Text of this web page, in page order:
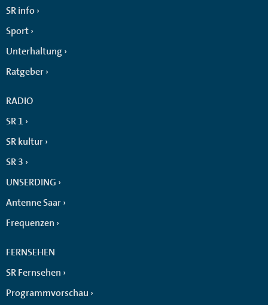
SR info
Sport
Unterhaltung
Ratgeber
RADIO
SR 1
SR kultur
SR 3
UNSERDING
Antenne Saar
Frequenzen
FERNSEHEN
SR Fernsehen
Programmvorschau